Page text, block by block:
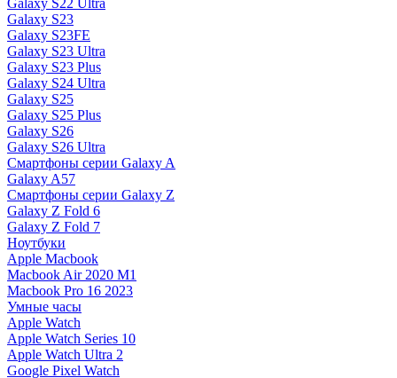
Galaxy S22 Ultra
Galaxy S23
Galaxy S23FE
Galaxy S23 Ultra
Galaxy S23 Plus
Galaxy S24 Ultra
Galaxy S25
Galaxy S25 Plus
Galaxy S26
Galaxy S26 Ultra
Смартфоны серии Galaxy A
Galaxy A57
Смартфоны серии Galaxy Z
Galaxy Z Fold 6
Galaxy Z Fold 7
Ноутбуки
Apple Macbook
Macbook Air 2020 M1
Macbook Pro 16 2023
Умные часы
Apple Watch
Apple Watch Series 10
Apple Watch Ultra 2
Google Pixel Watch